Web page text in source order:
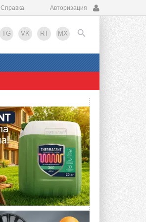
Справка Авторизация
TG VK RT MX
EN